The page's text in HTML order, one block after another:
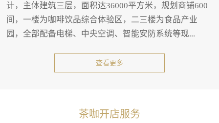
计，主体建筑三层，面积达36000平方米，规划商铺600
间，一楼为咖啡饮品综合体验区，二三楼为食品产业
园，全部配备电梯、中央空调、智能安防系统等现...
查看更多
茶咖开店服务